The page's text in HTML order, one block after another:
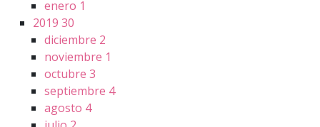
enero 1
2019 30
diciembre 2
noviembre 1
octubre 3
septiembre 4
agosto 4